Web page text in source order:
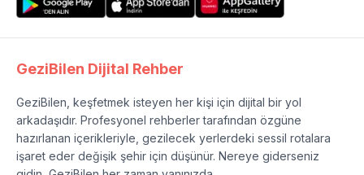
GeziBilen Dijital Rehber
GeziBilen, keşfetmek isteyen her kişi için dijital bir yol
arkadaşıdır. Profesyonel rehberler tarafından özgüne
hazırlanan içerikleriyle, gezilecek yerlerdeki sessil rotalara
işaret eder değişik şehir için düşünür. Nereye giderseniz